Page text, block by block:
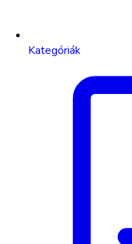
Kategóriák